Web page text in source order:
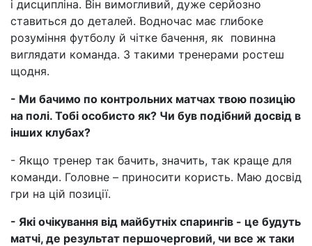
і дисципліна. Він вимогливий, дуже серйозно
ставиться до деталей. Водночас має глибоке
розуміння футболу й чітке бачення, як повинна
виглядати команда. З такими тренерами ростеш
щодня.
- Ми бачимо по контрольних матчах твою позицію
на полі. Тобі особисто як? Чи був подібний досвід в
інших клубах?
- Якщо тренер так бачить, значить, так краще для
команди. Головне – приносити користь. Маю досвід
гри на цій позиції.
- Які очікування від майбутніх спарингів - це будуть
матчі, де результат першочерговий, чи все ж таки